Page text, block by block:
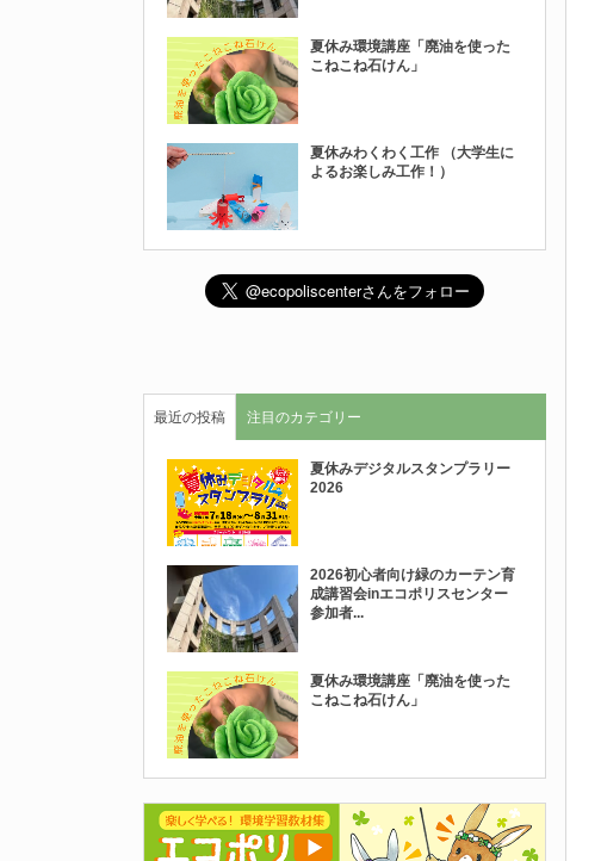
夏休み環境講座「廃油を使った
こねこね石けん」
夏休みわくわく工作 （大学生に
よるお楽しみ工作！）
最近の投稿 注目のカテゴリー
夏休みデジタルスタンプラリー
2026
2026初心者向け緑のカーテン育
成講習会inエコポリスセンター
参加者...
夏休み環境講座「廃油を使った
こねこね石けん」